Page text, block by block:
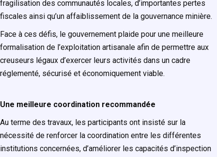
fragilisation des communautés locales, d’importantes pertes
fiscales ainsi qu’un affaiblissement de la gouvernance minière.
Face à ces défis, le gouvernement plaide pour une meilleure
formalisation de l’exploitation artisanale afin de permettre aux
creuseurs légaux d’exercer leurs activités dans un cadre
réglementé, sécurisé et économiquement viable.
Une meilleure coordination recommandée
Au terme des travaux, les participants ont insisté sur la
nécessité de renforcer la coordination entre les différentes
institutions concernées, d’améliorer les capacités d’inspection